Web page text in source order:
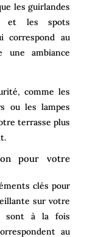
les guirlandes
et les spots
correspond au
ambiance
comme les
ou les lampes
terrasse plus
pour votre
clés pour
sur votre
sont à la fois
au